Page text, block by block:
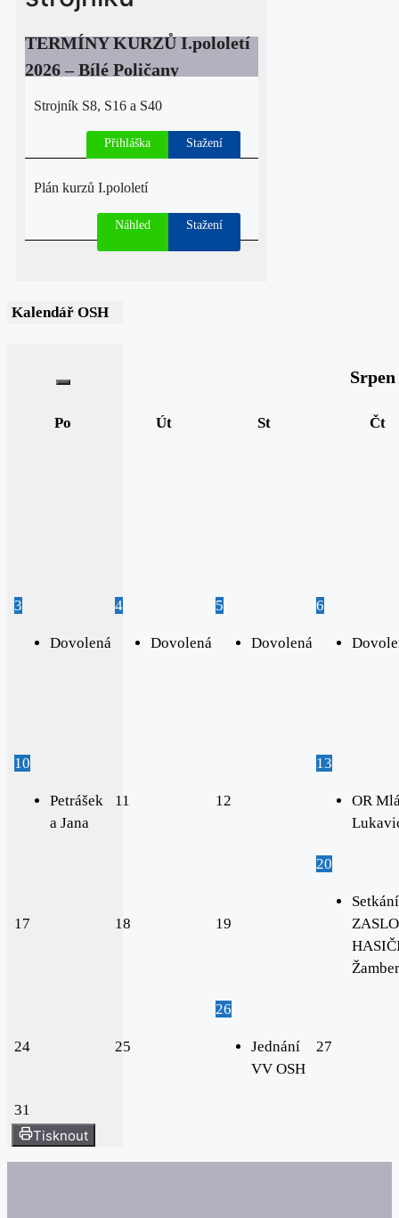
TERMÍNY KURZŮ I.pololetí
2026 – Bílé Poličany
Strojník S8, S16 a S40
Přihláška Stažení
Plán kurzů I.pololetí
Náhled Stažení
Kalendář OSH
Srpen
Po Út St Čt
3
Dovolená
4
Dovolená
5
Dovolená
6
10
Petrášek
a Jana
11 12
13
OR
17 18 19
20
Setkání
24 25
26
Jednání
VV OSH
27
31
Tisknout